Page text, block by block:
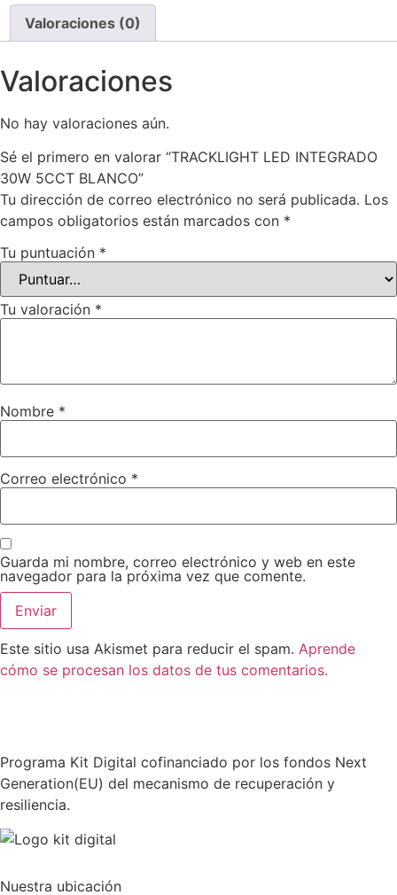
Valoraciones (0)
Valoraciones
No hay valoraciones aún.
Sé el primero en valorar “TRACKLIGHT LED INTEGRADO
30W 5CCT BLANCO”
Tu dirección de correo electrónico no será publicada. Los
campos obligatorios están marcados con *
Tu puntuación *
Tu valoración *
Nombre *
Correo electrónico *
Guarda mi nombre, correo electrónico y web en este
navegador para la próxima vez que comente.
Este sitio usa Akismet para reducir el spam. Aprende
cómo se procesan los datos de tus comentarios.
Programa Kit Digital cofinanciado por los fondos Next
Generation(EU) del mecanismo de recuperación y
resiliencia.
Nuestra ubicación